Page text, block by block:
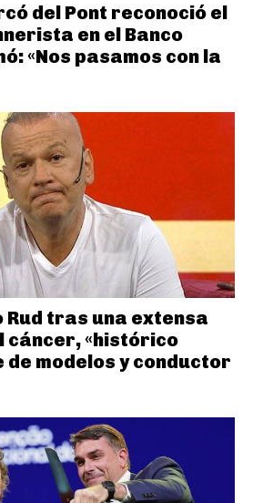
del Pont reconoció el
en el Banco
«Nos pasamos con la
tras una extensa
cáncer, «histórico
modelos y conductor